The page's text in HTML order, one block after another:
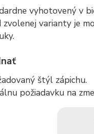
vyhotovený v
zvolenej varianty je
štýl zápichu.
požiadavku na